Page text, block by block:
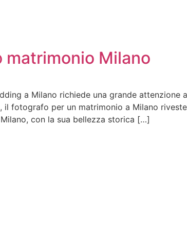
matrimonio Milano
a Milano richiede una grande
il fotografo per un matrimonio a Milano
con la sua bellezza storica […]